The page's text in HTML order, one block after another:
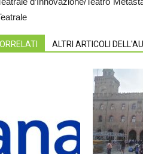
ALTRI ARTICOLI